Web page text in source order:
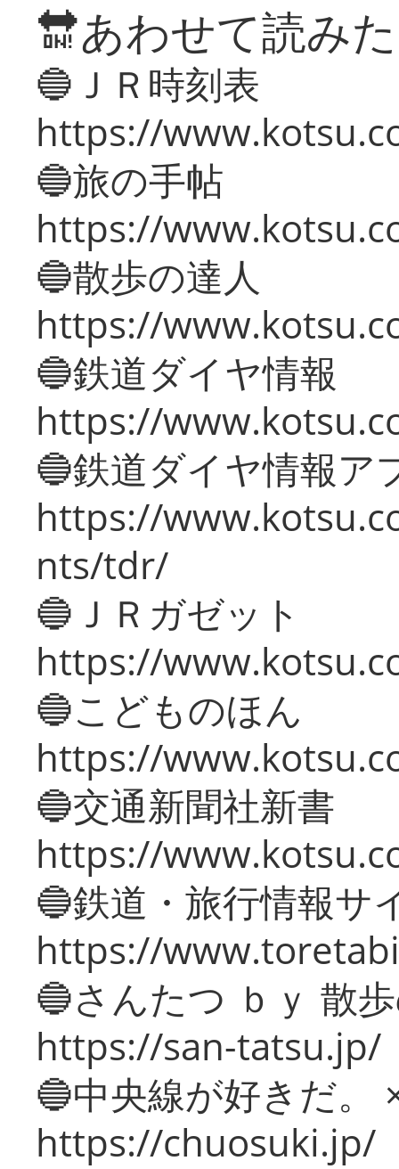
🔛あわせて読み
🔵ＪＲ時刻表
https://
🔵旅の手帖
https://
🔵散歩の達人
https://
🔵鉄道ダイヤ情報
https://
🔵鉄道ダイヤ情報ア
https://
nts/tdr/
🔵ＪＲガゼット
https://
🔵こどものほん
https://
🔵交通新聞社新書
https://
🔵鉄道・旅行情報サ
https://
🔵さんたつ ｂｙ 散
https://san-tatsu.jp/
🔵中央線が好きだ。
https://chuosuki.jp/